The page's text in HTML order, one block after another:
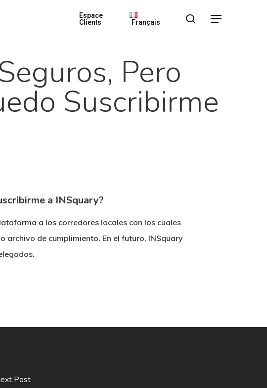
Espace
Clients
Français search
Menu
Pero
Suscribirme
a INSquary?
a los corredores locales con los cuales
archivo de cumplimiento. En el futuro, INSquary
Post